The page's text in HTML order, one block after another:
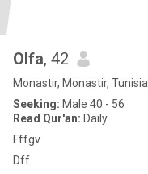
Olfa, 42
Monastir, Monastir, Tunisia
Seeking: Male 40 - 56
Read Qur'an: Daily
Fffgv
Dff